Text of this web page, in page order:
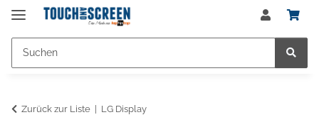
Zurück zur Liste LG Display